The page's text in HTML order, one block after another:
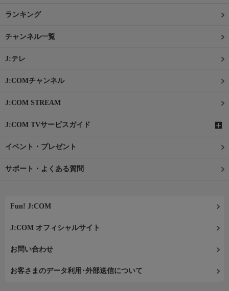
ランキング
チャンネル一覧
J:テレ
J:COMチャンネル
J:COM STREAM
J:COM TVサービスガイド
イベント・プレゼント
サポート・よくある質問
Fun! J:COM
J:COM オフィシャルサイト
お問い合わせ
お客さまのデータ利用･外部送信について